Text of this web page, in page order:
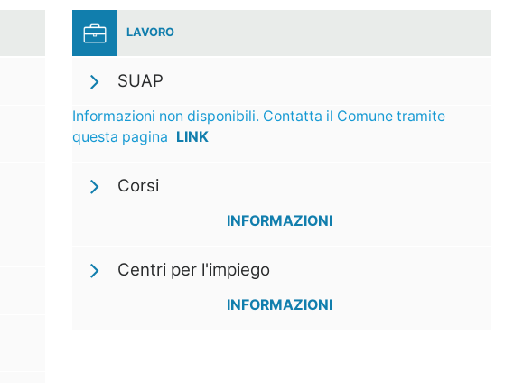
LAVORO
SUAP
Informazioni non disponibili. Contatta il Comune tramite
questa pagina LINK
Corsi
INFORMAZIONI
Centri per l'impiego
INFORMAZIONI